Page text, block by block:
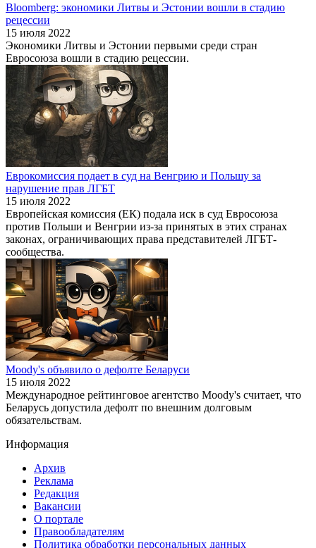
Bloomberg: экономики Литвы и Эстонии вошли в стадию
рецессии
15 июля 2022
Экономики Литвы и Эстонии первыми среди стран
Евросоюза вошли в стадию рецессии.
Еврокомиссия подает в суд на Венгрию и Польшу за
нарушение прав ЛГБТ
15 июля 2022
Европейская комиссия (ЕК) подала иск в суд Евросоюза
против Польши и Венгрии из-за принятых в этих странах
законах, ограничивающих права представителей ЛГБТ-
сообщества.
Moody's объявило о дефолте Беларуси
15 июля 2022
Международное рейтинговое агентство Moody's считает, что
Беларусь допустила дефолт по внешним долговым
обязательствам.
Информация
Архив
Реклама
Редакция
Вакансии
О портале
Правообладателям
Политика обработки персональных данных